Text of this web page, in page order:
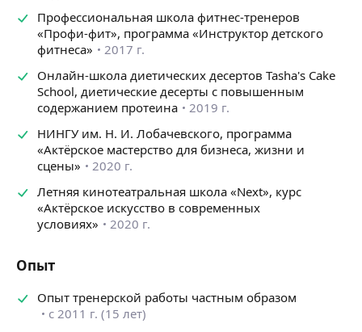
Профессиональная школа фитнес-тренеров
«Профи-фит», программа «Инструктор детского
фитнеса»
2017 г.
Онлайн-школа диетических десертов Tasha's Cake
School, диетические десерты с повышенным
содержанием протеина
2019 г.
НИНГУ им. Н. И. Лобачевского, программа
«Актёрское мастерство для бизнеса, жизни и
сцены»
2020 г.
Летняя кинотеатральная школа «Next», курс
«Актёрское искусство в современных
условиях»
2020 г.
Опыт
Опыт тренерской работы частным образом
с 2011 г. (15 лет)